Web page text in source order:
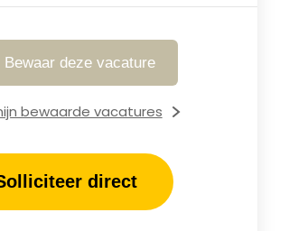
Bewaar deze vacature
bewaarde vacatures
direct